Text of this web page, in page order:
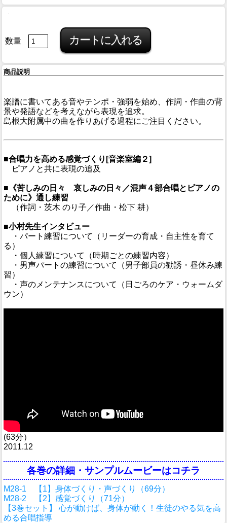
数量
商品説明
楽譜に書いてある音やテンポ・強弱を始め、作詞・作曲の背
景や発語などを考えながら表現を追求。
島根大附属中の曲を作りあげる過程にご注目ください。
■合唱力を高める感覚づくり[音楽室編２]
ピアノと共に表現の追及
■《苦しみの日々 哀しみの日々／混声４部合唱とピアノの
ために》通し練習
（作詞・茨木 のり子／作曲・松下 耕）
■小村先生インタビュー
・パート練習について（リーダーの育成・自主性を育て
る）
・個人練習について（時期ごとの練習内容）
・男声パートの練習について（男子部員の勧誘・昼休み練
習）
・声のメンテナンスについて（日ごろのケア・ウォームダ
ウン）
(63分）
2011.12
各巻の詳細・サンプルムービーはコチラ
M28-1 【1】身体づくり・声づくり（69分）
M28-2 【2】感覚づくり（71分）
【3巻セット】 心が動けば、身体が動く！生徒のやる気を高
める合唱指導